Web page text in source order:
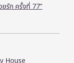
ยรัก ครั้งที่ 77”
House